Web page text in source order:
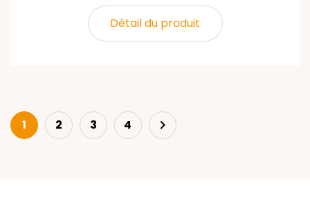
Détail du produit
1 2 3 4 Next
